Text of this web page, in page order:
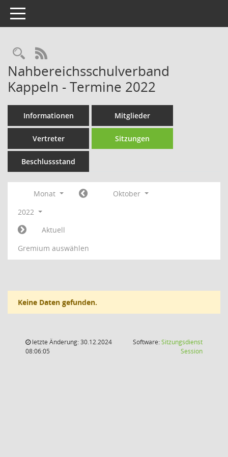
Toggle navigation
Rechercheauswahl
RSS-Feed
Nahbereichsschulverband
Kappeln - Termine 2022
Informationen Mitglieder
Vertreter Sitzungen
Beschlussstand
Monat
Oktober
2022
Aktuell
Gremium auswählen
Keine Daten gefunden.
letzte Änderung: 30.12.2024
08:06:05
Software:Sitzungsdienst
Session(Wird in